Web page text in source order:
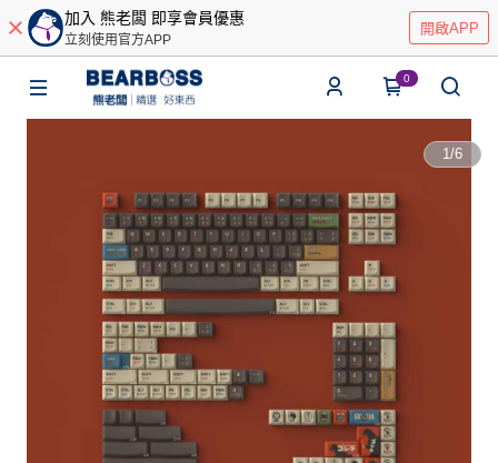
加入 熊老闆 即享會員優惠
立刻使用官方APP
開啟APP
0
1/6